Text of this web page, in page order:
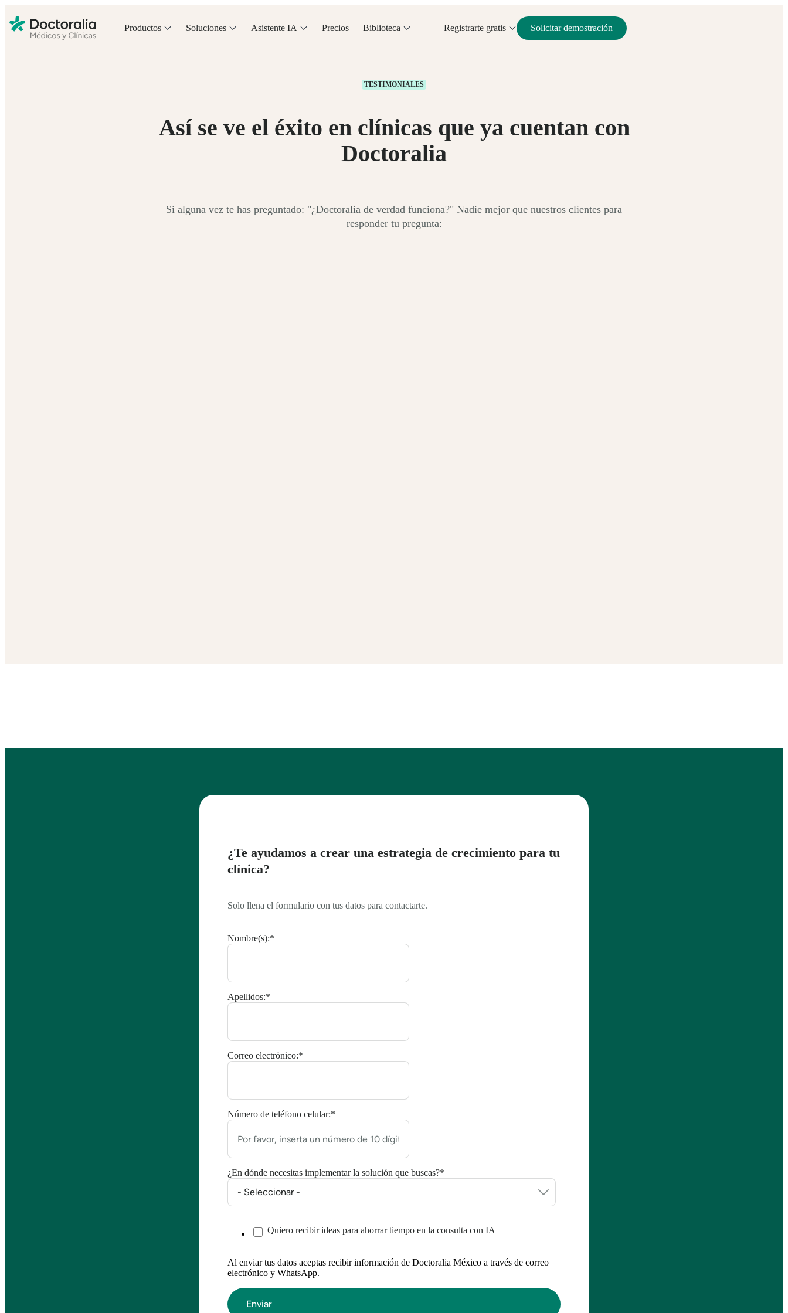
Productos Soluciones Asistente IA Precios Biblioteca Registrarte gratis Solicitar demostración
TESTIMONIALES
Así se ve el éxito en clínicas que ya cuentan con
Doctoralia
Si alguna vez te has preguntado: "¿Doctoralia de verdad funciona?" Nadie mejor que nuestros clientes para
responder tu pregunta:
¿Te ayudamos a crear una estrategia de crecimiento para tu
clínica?
Solo llena el formulario con tus datos para contactarte.
Nombre(s):*
Apellidos:*
Correo electrónico:*
Número de teléfono celular:*
¿En dónde necesitas implementar la solución que buscas?*
Quiero recibir ideas para ahorrar tiempo en la consulta con IA
Al enviar tus datos aceptas recibir información de Doctoralia México a través de correo
electrónico y WhatsApp.